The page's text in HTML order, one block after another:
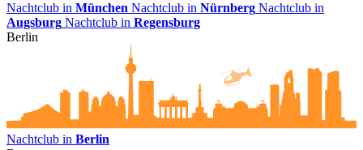
Nachtclub in München Nachtclub in Nürnberg Nachtclub in
Augsburg Nachtclub in Regensburg
Berlin
Nachtclub in Berlin